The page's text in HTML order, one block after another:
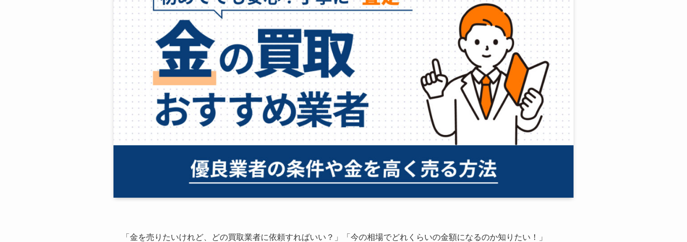
「金を売りたいけれど、どの買取業者に依頼すればいい？」「今の相場でどれくらいの金額になるのか知りたい！」